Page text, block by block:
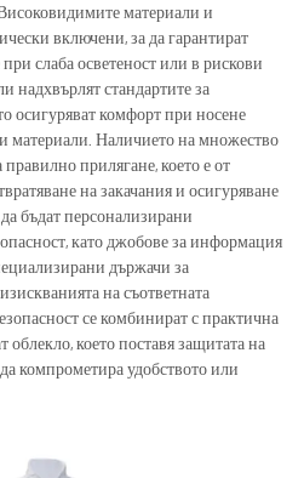
материали и
включени, за да гарантират
слаба осветеност или в рискови
надхвърлят стандартите за
осигуряват комфорт при носене
материали. Наличието на множество
прилягане, което е от
на закачания и осигуряване
бъдат персонализирани
като джобове за информация
държачи за
на съответната
се комбинират с практична
облекло, което поставя защитата на
компрометира удобството или